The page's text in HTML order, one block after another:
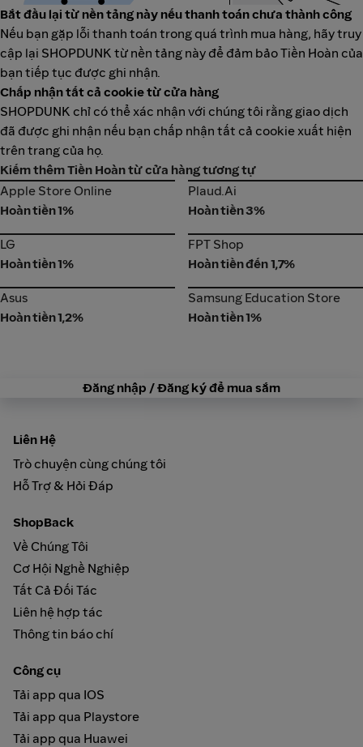
Bắt đầu lại từ nền tảng này nếu thanh toán chưa thành công
Nếu bạn gặp lỗi thanh toán trong quá trình mua hàng, hãy truy
cập lại SHOPDUNK từ nền tảng này để đảm bảo Tiền Hoàn của
bạn tiếp tục được ghi nhận.
Chấp nhận tất cả cookie từ cửa hàng
SHOPDUNK chỉ có thể xác nhận với chúng tôi rằng giao dịch
đã được ghi nhận nếu bạn chấp nhận tất cả cookie xuất hiện
trên trang của họ.
Kiếm thêm Tiền Hoàn từ cửa hàng tương tự
Apple Store Online
Apple Store Online
Hoàn tiền 1%
Plaud.Ai
Plaud.Ai
Hoàn tiền 3%
LG
LG
Hoàn tiền 1%
FPT Shop
FPT Shop
Hoàn tiền đến 1,7%
Asus
Asus
Hoàn tiền 1,2%
Samsung Education Store
Samsung Education Store
Hoàn tiền 1%
Đăng nhập / Đăng ký để mua sắm
Liên Hệ
Trò chuyện cùng chúng tôi
Hỗ Trợ & Hỏi Đáp
ShopBack
Về Chúng Tôi
Cơ Hội Nghề Nghiệp
Tất Cả Đối Tác
Liên hệ hợp tác
Thông tin báo chí
Công cụ
Tải app qua IOS
Tải app qua Playstore
Tải app qua Huawei